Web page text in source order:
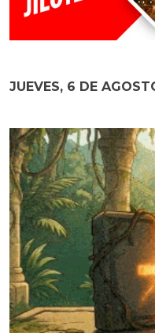
JUEVES, 6 DE